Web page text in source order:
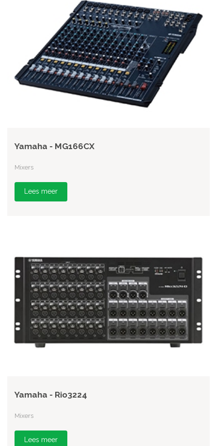
Yamaha - MG166CX
Mixers
Lees meer
Yamaha - Rio3224
Mixers
Lees meer